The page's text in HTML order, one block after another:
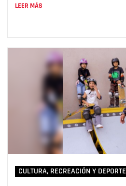
LEER MÁS
CULTURA, RECREACIÓN Y DEPORTE